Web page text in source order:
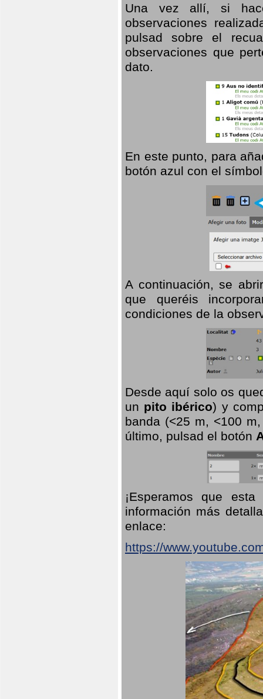
Una vez allí, si
observaciones
pulsad sobre el
observaciones que
dato.
En este punto, para
botón azul con el
A continuación, se
que queréis
condiciones de la
Desde aquí solo os
un pito ibérico) y
banda (<25 m, <100
último, pulsad el botón
¡Esperamos que
información más
enlace:
https://